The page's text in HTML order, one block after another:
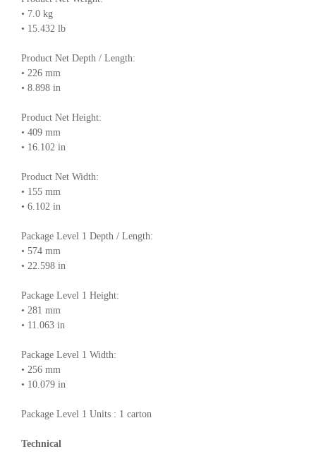
• 7.0 kg
• 15.432 lb
Product Net Depth / Length:
• 226 mm
• 8.898 in
Product Net Height:
• 409 mm
• 16.102 in
Product Net Width:
• 155 mm
• 6.102 in
Package Level 1 Depth / Length:
• 574 mm
• 22.598 in
Package Level 1 Height:
• 281 mm
• 11.063 in
Package Level 1 Width:
• 256 mm
• 10.079 in
Package Level 1 Units : 1 carton
Technical